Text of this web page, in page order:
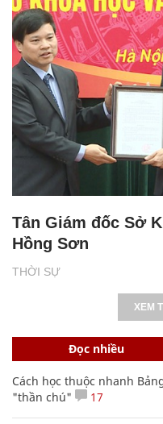
THỜI SỰ
Tân Giám đốc Sở
Hồng Sơn
XEM
Đọc nhiều
Cách học thuộc nhanh
"thần chú"
17